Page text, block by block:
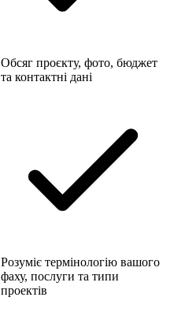
Обсяг проєкту, фото, бюджет
та контактні дані
Розуміє термінологію вашого
фаху, послуги та типи
проектів